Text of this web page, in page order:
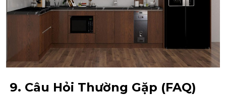
9. Câu Hỏi Thường Gặp (FAQ)